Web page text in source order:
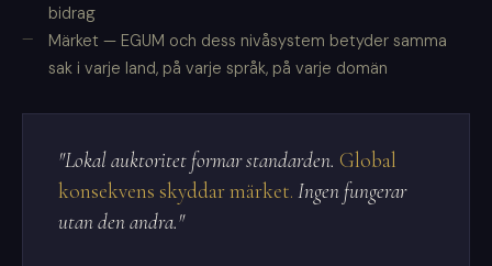
bidrag
Märket — EGUM och dess nivåsystem betyder samma
sak i varje land, på varje språk, på varje domän
"Lokal auktoritet formar standarden. Global
konsekvens skyddar märket. Ingen fungerar
utan den andra."